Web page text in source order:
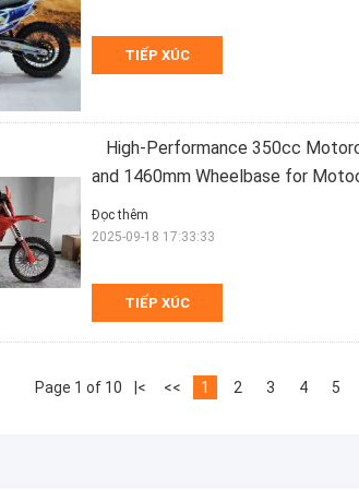
TIẾP XÚC
High-Performance 350cc
and 1460mm Wheelbase for
TIẾP XÚC
Đọc thêm
2025-09-18 17:33:33
Page 1 of 10 |< << 1 2 3 4 5